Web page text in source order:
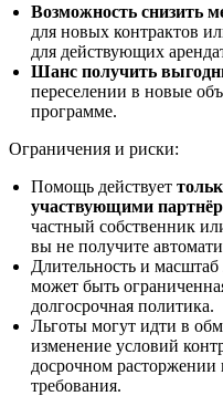
Возможность снизить
для новых контрактов
для действующих
Шанс получить
переселении в новые
программе.
Ограничения и риски:
Помощь действует
участвующими
частный собственник
вы не получите
Длительность и
может быть
долгосрочная политика.
Льготы могут идти в
изменение условий
досрочном расторжении
требования.